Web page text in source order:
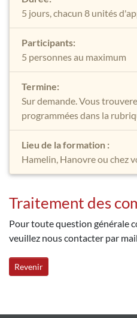
5 jours, chacun 8 unités
Participants:
5 personnes au maximum
Termine:
Sur demande. Vous
programmées dans la
Lieu de la formation :
Hamelin, Hanovre ou chez
Traitement des
Pour toute question générale
veuillez nous contacter par
Revenir